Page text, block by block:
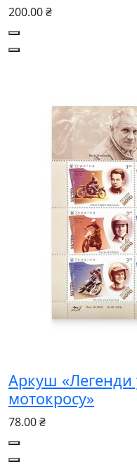
200.00 ₴
Аркуш «Легенди
мотокросу»
78.00 ₴